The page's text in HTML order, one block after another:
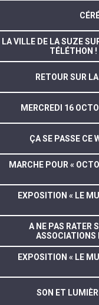
LA VILLE DE LA SUZE
TÉLÉTHON !
RETOUR SUR
MERCREDI 16
ÇA SE PASSE CE
MARCHE POUR «
EXPOSITION « LE
A NE PAS RATER
ASSOCIATIONS
EXPOSITION « LE
SON ET